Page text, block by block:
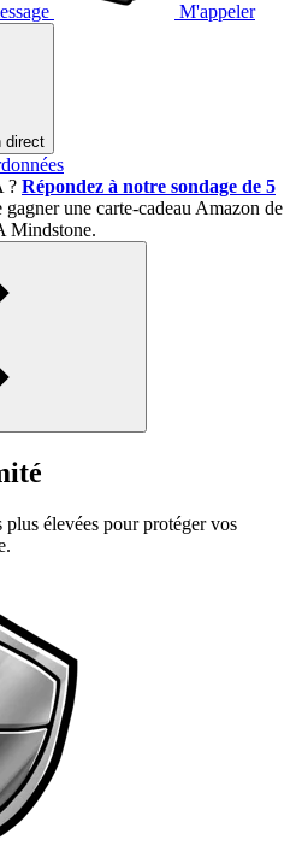
M'appeler
direct
? Répondez à notre sondage de 5
gagner une carte-cadeau Amazon de
Mindstone.
plus élevées pour protéger vos